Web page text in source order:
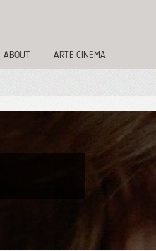
ABOUT ARTE CINEMA